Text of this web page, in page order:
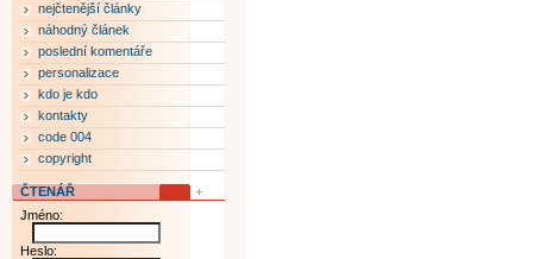
nejčtenější články
náhodný článek
poslední komentáře
personalizace
kdo je kdo
kontakty
code 004
copyright
ČTENÁŘ
Jméno:
Heslo: